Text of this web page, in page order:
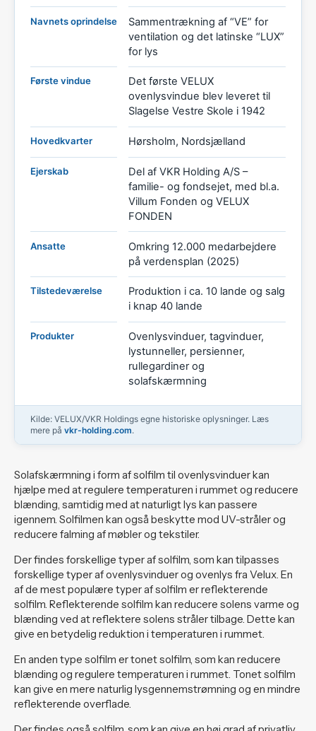
Navnets oprindelse
Sammentrækning af “VE” for
ventilation og det latinske “LUX”
for lys
Første vindue
Det første VELUX
ovenlysvindue blev leveret til
Slagelse Vestre Skole i 1942
Hovedkvarter Hørsholm, Nordsjælland
Ejerskab
Del af VKR Holding A/S –
familie- og fondsejet, med bl.a.
Villum Fonden og VELUX
FONDEN
Ansatte
Omkring 12.000 medarbejdere
på verdensplan (2025)
Tilstedeværelse
Produktion i ca. 10 lande og salg
i knap 40 lande
Produkter
Ovenlysvinduer, tagvinduer,
lystunneller, persienner,
rullegardiner og
solafskærmning
Kilde: VELUX/VKR Holdings egne historiske oplysninger. Læs
mere påvkr-holding.com.
Solafskærmning i form af solfilm til ovenlysvinduer kan
hjælpe med at regulere temperaturen i rummet og reducere
blænding, samtidig med at naturligt lys kan passere
igennem. Solfilmen kan også beskytte mod UV-stråler og
reducere falming af møbler og tekstiler.
Der findes forskellige typer af solfilm, som kan tilpasses
forskellige typer af ovenlysvinduer og ovenlys fra Velux. En
af de mest populære typer af solfilm er reflekterende
solfilm. Reflekterende solfilm kan reducere solens varme og
blænding ved at reflektere solens stråler tilbage. Dette kan
give en betydelig reduktion i temperaturen i rummet.
En anden type solfilm er tonet solfilm, som kan reducere
blænding og regulere temperaturen i rummet. Tonet solfilm
kan give en mere naturlig lysgennemstrømning og en mindre
reflekterende overflade.